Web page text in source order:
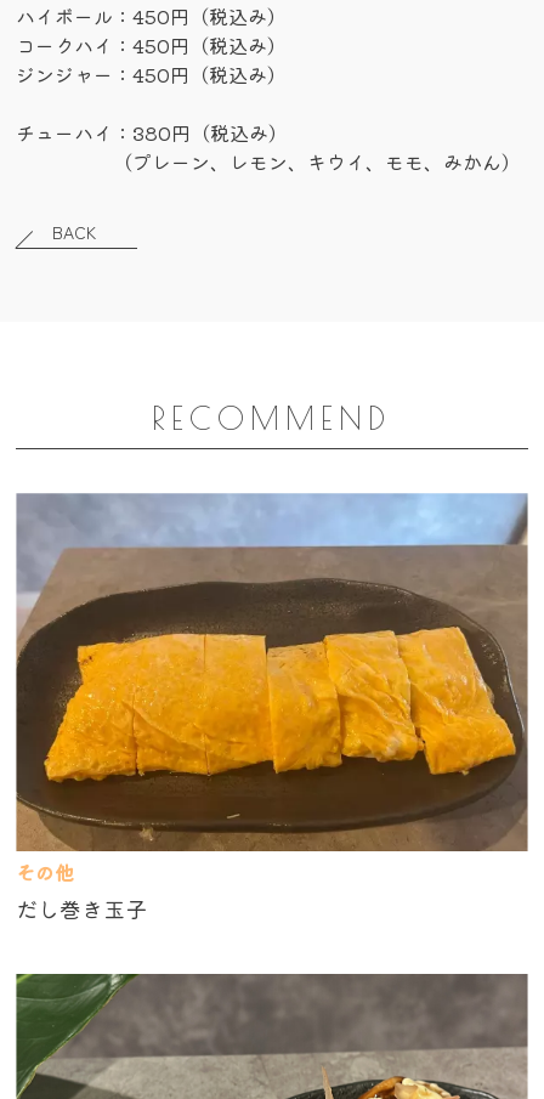
ハイボール：450円（税込み）
コークハイ：450円（税込み）
ジンジャー：450円（税込み）
チューハイ：380円（税込み）
（プレーン、レモン、キウイ、モモ、みかん）
BACK
RECOMMEND
その他
だし巻き玉子